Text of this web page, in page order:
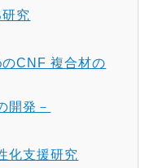
究
CNF 複合材の
開発－
化支援研究